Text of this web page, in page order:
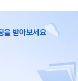
을 받아보세요